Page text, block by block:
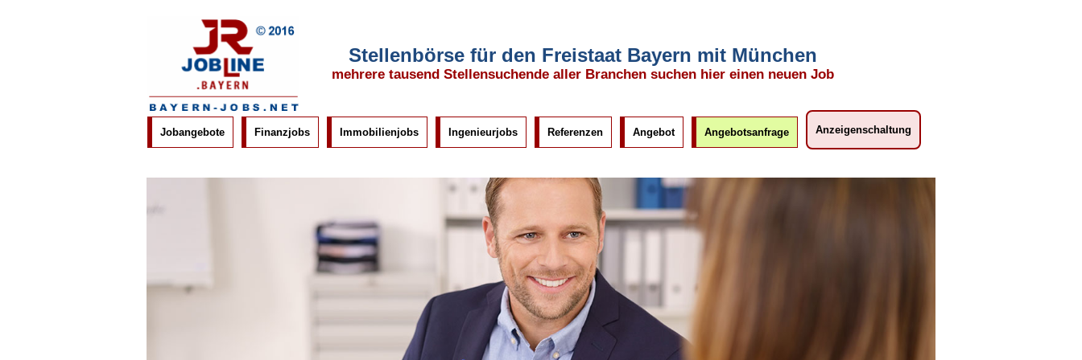
Stellenbörse für den Freistaat Bayern mit München
mehrere tausend Stellensuchende aller Branchen suchen hier einen neuen Job
Jobangebote Finanzjobs Immobilienjobs Ingenieurjobs Referenzen Angebot Angebotsanfrage Anzeigenschaltung